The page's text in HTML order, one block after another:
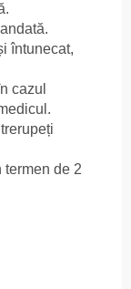
întunecat,
cazul
termen de 2